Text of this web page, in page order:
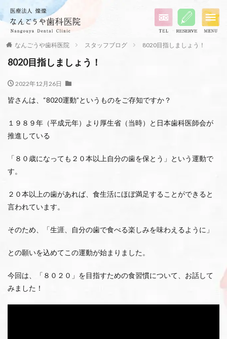
なんごうや歯科医院 スタッフブログ 8020目指しましょう！
8020目指しましょう！
2022年12月26日
皆さんは、“8020運動”というものをご存知ですか？
１９８９年（平成元年）より厚生省（当時）と日本歯科医師会が
推進している
「８０歳になっても２０本以上自分の歯を保とう」という運動で
す。
２０本以上の歯があれば、食生活にほぼ満足することができると
言われています。
そのため、「生涯、自分の歯で食べる楽しみを味わえるように」
との願いを込めてこの運動が始まりました。
今回は、「８０２０」を目指すための食習慣について、お話して
みました！